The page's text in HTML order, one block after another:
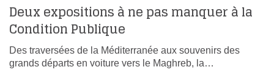
Deux expositions à ne pas manquer à la
Condition Publique
Des traversées de la Méditerranée aux souvenirs des
grands départs en voiture vers le Maghreb, la…